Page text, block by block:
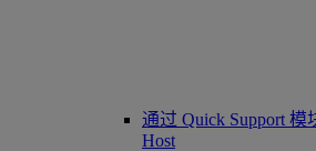
通过 Quick Support 模
Host